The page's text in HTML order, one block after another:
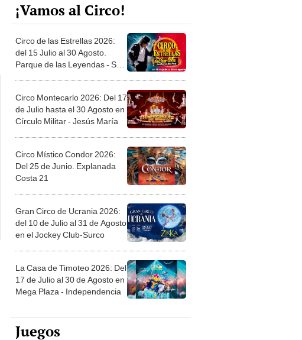
¡Vamos al Circo!
Circo de las Estrellas 2026:
del 15 Julio al 30 Agosto.
Parque de las Leyendas - San
Circo Montecarlo 2026: Del 17
de Julio hasta el 30 Agosto en
Círculo Militar - Jesús María
Circo Místico Condor 2026:
Del 25 de Junio. Explanada
Costa 21
Gran Circo de Ucrania 2026:
del 10 de Julio al 31 de Agosto
en el Jockey Club-Surco
La Casa de Timoteo 2026: Del
17 de Julio al 30 de Agosto en
Mega Plaza - Independencia
Juegos